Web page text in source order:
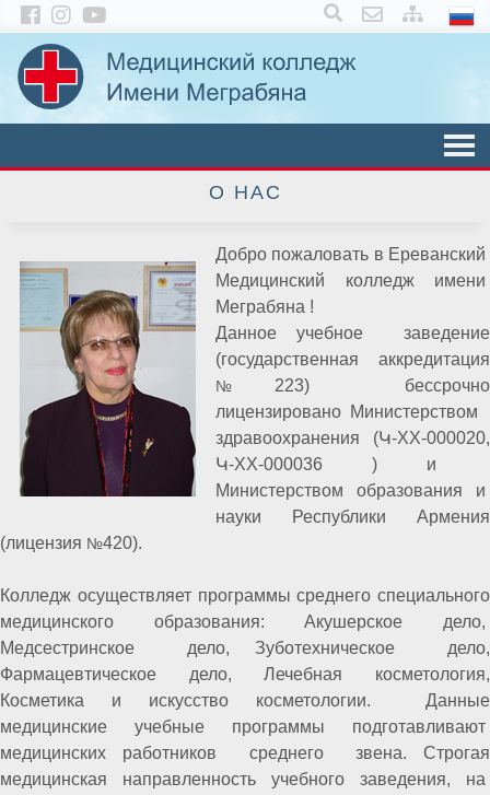
×
О НАС
Добро пожаловать в Ереванский
Медицинский колледж имени
Меграбяна !
Данное учебное заведение
(государственная аккредитация
№ 223) бессрочно
лицензировано Министерством
здравоохранения (Կ-XX-000020,
Կ-XX-000036 ) и
Министерством образования и
науки Республики Армения
(лицензия №420).
Колледж осуществляет программы среднего специального
медицинского образования: Акушерское дело,
Медсестринское дело, Зуботехническое дело,
Фармацевтическое дело, Лечебная косметология,
Косметика и искусство косметологии. Данные
медицинские учебные программы подготавливают
медицинских работников среднего звена. Строгая
медицинская направленность учебного заведения, на